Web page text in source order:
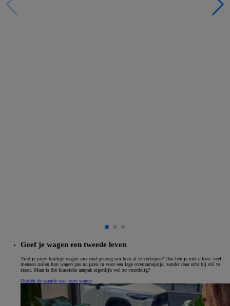
Geef je wagen een tweede leven
Vind je jouw huidige wagen niet oud genoeg om hem al te verkopen? Dan ben je niet alleen: veel
mensen ruilen hun wagen pas na jaren in voor een lage overnameprijs, zonder daar echt bij stil te
staan. Maar is die klassieke aanpak eigenlijk wel zo voordelig?
Ontdek de waarde van jouw wagen